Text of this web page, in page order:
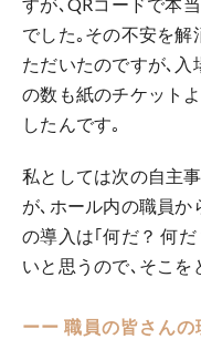
すが､QRコードで本
でした｡その不安を解
ただいたのですが､入
の数も紙のチケット
したんです｡
私としては次の自主
が､ホール内の職員か
の導入は｢何だ？ 何
いと思うので､そこを
ーー 職員の皆さん